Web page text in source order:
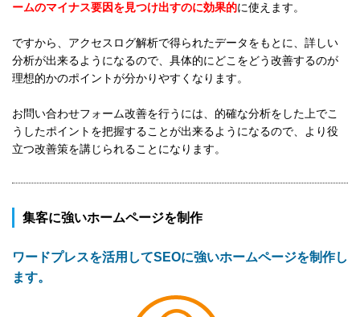
ームのマイナス要因を見つけ出すのに効果的に使えます。
ですから、アクセスログ解析で得られたデータをもとに、詳しい
分析が出来るようになるので、具体的にどこをどう改善するのが
理想的かのポイントが分かりやすくなります。
お問い合わせフォーム改善を行うには、的確な分析をした上でこ
うしたポイントを把握することが出来るようになるので、より役
立つ改善策を講じられることになります。
集客に強いホームページを制作
ワードプレスを活用してSEOに強いホームページを制作し
ます。